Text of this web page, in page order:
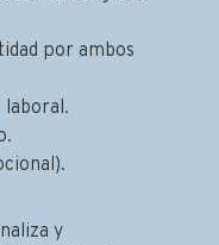
por ambos
y